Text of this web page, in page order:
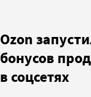
Ozon
бонусов
в соцсетях